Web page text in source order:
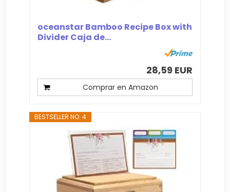
oceanstar Bamboo Recipe Box with
Divider Caja de...
28,59 EUR
Comprar en Amazon
BESTSELLER NO. 4